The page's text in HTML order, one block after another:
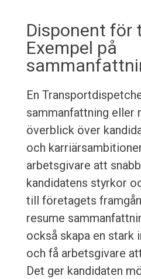
Disponent för
Exempel på
En
sammanfattning eller
överblick över
och
arbetsgivare att
kandidatens styrkor
till företagets
resume
också skapa en stark
och få arbetsgivare
Det ger kandidaten